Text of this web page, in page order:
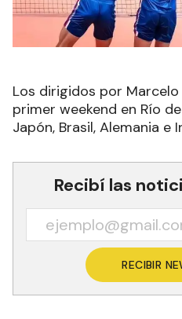
Los dirigidos por
primer weekend en Río
Japón, Brasil, Alemania e
Recibí las
RECIBIR